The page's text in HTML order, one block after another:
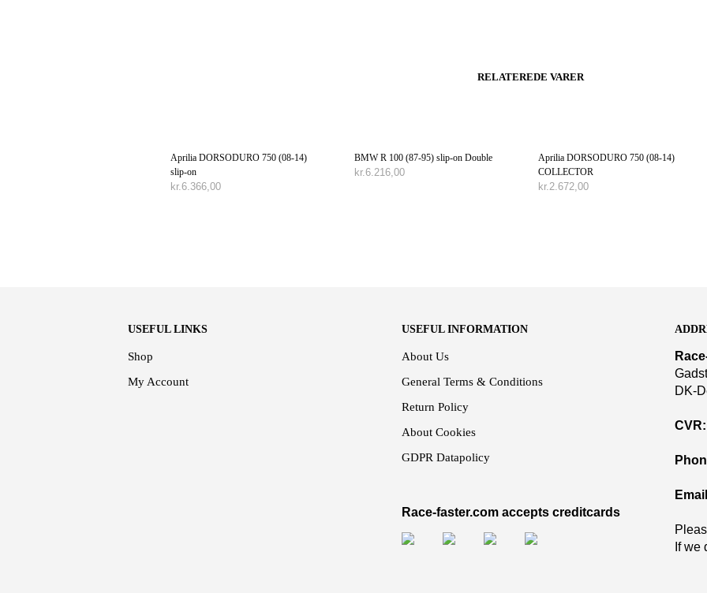
RELATEREDE VARER
Aprilia DORSODURO 750 (08-14)
slip-on
kr.6.366,00
BMW R 100 (87-95) slip-on Double
kr.6.216,00
Aprilia DORSODURO 750 (08-14)
COLLECTOR
kr.2.672,00
USEFUL LINKS
Shop
My Account
USEFUL INFORMATION
About Us
General Terms & Conditions
Return Policy
About Cookies
GDPR Datapolicy
Race-faster.com accepts creditcards
DK-
CVR:
If we